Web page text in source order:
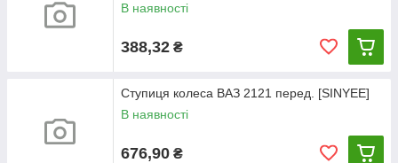
В наявності
388,32 ₴
Ступиця колеса ВАЗ 2121 перед. [SINYEE]
В наявності
676,90 ₴